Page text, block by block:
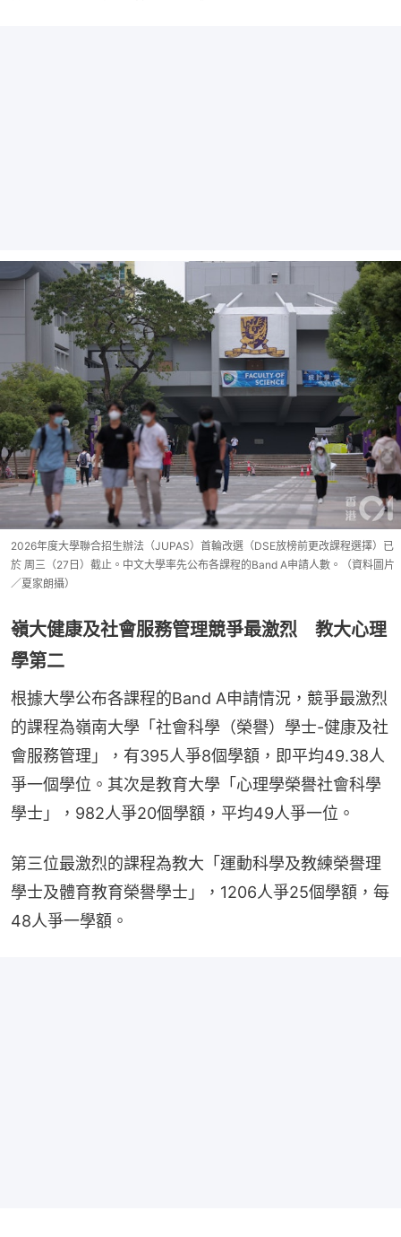
2026年度大學聯合招生辦法（JUPAS）首輪改選（DSE放榜前更改課程選擇）已
於 周三（27日）截止。中文大學率先公布各課程的Band A申請人數。（資料圖片
／夏家朗攝）
嶺大健康及社會服務管理競爭最激烈 教大心理
學第二
根據大學公布各課程的Band A申請情況，競爭最激烈
的課程為嶺南大學「社會科學（榮譽）學士-健康及社
會服務管理」，有395人爭8個學額，即平均49.38人
爭一個學位。其次是教育大學「心理學榮譽社會科學
學士」，982人爭20個學額，平均49人爭一位。
第三位最激烈的課程為教大「運動科學及教練榮譽理
學士及體育教育榮譽學士」，1206人爭25個學額，每
48人爭一學額。